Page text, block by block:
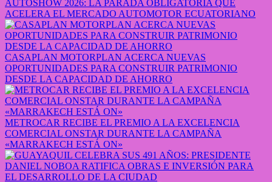
AUTOSHOW 2026: LA PARADA OBLIGATORIA QUE
ACELERA EL MERCADO AUTOMOTOR ECUATORIANO
CASAPLAN MOTORPLAN ACERCA NUEVAS
OPORTUNIDADES PARA CONSTRUIR PATRIMONIO
DESDE LA CAPACIDAD DE AHORRO
METROCAR RECIBE EL PREMIO A LA EXCELENCIA
COMERCIAL ONSTAR DURANTE LA CAMPAÑA
«MARRAKECH ESTÁ ON»